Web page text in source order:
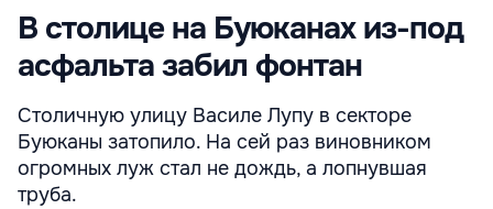
В столице на Буюканах из-под
асфальта забил фонтан
Столичную улицу Василе Лупу в секторе
Буюканы затопило. На сей раз виновником
огромных луж стал не дождь, а лопнувшая
труба.